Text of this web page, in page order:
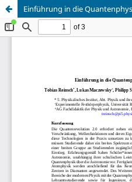
Einführung in die